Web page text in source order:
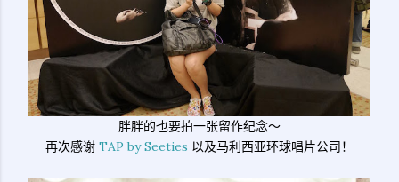
胖胖的也要拍一张留作纪念～
再次感谢 TAP by Seeties 以及马利西亚环球唱片公司！